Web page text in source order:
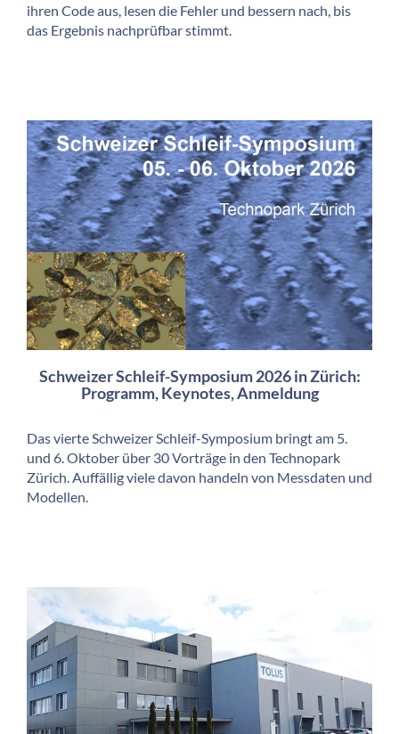
ihren Code aus, lesen die Fehler und bessern nach, bis
das Ergebnis nachprüfbar stimmt.
Schweizer Schleif-Symposium 2026 in Zürich:
Programm, Keynotes, Anmeldung
Das vierte Schweizer Schleif-Symposium bringt am 5.
und 6. Oktober über 30 Vorträge in den Technopark
Zürich. Auffällig viele davon handeln von Messdaten und
Modellen.